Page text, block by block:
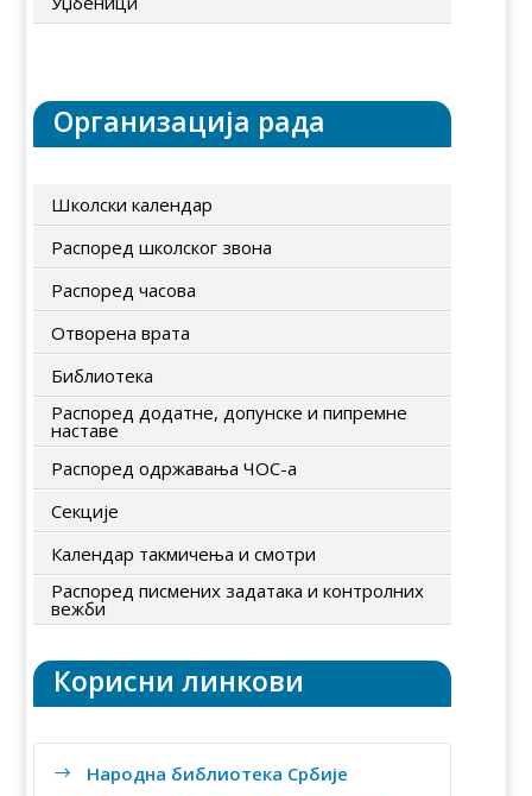
Организација рада
Школски календар
Распоред школског звона
Распоред часова
Отворена врата
Библиотека
Распоред додатне, допунске и пипремне
наставе
Распоред одржавања ЧОС-а
Секције
Календар такмичења и смотри
Распоред писмених задатака и контролних
вежби
Корисни линкови
$ Народна библиотека Србије